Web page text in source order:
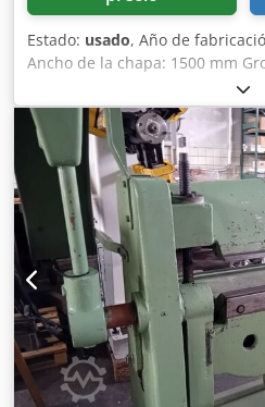
Estado: usado, Año de
Ancho de la chapa: 1500 mm
Distancia entre los soportes:
cuchilla: 152 mm Ángulo de
total requerida: 1,3 kW Peso
aprox. 800 kg Dimensiones
(largo x ancho x alto): 2,5 x 0,7
mordaza superior: 350 mm *
inferior/base: 60/60 mm,
arista de curvatura: 10 mm *
de adaptación posterior
manual * Pedal de pie de doble
(derecha/izquierda) Ángulo de
según el anterior propietario:
de herramientas similar al de la